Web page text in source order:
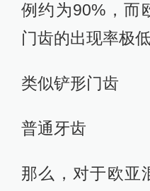
例约为90%，而
门齿的出现率极低
类似铲形门齿
普通牙齿
那么，对于欧亚